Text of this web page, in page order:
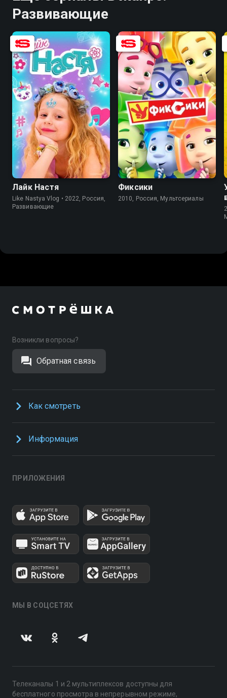
Развивающие
8.1
Лайк Настя
Like Nastya Vlog • 2022, Россия,
Развивающие
8.0 6.1
Фиксики
2010, Россия, Мультсериалы
Возникли вопросы?
Обратная связь
Как смотреть
Информация
ПРИЛОЖЕНИЯ
МЫ В СОЦСЕТЯХ
Телеканалы 1 и 2 мультиплексов доступны для
бесплатного просмотра в непрерывном режиме,